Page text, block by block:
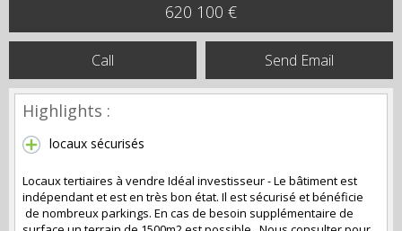
620 100 €
Call Send Email
Highlights :
locaux sécurisés
Locaux tertiaires à vendre Idéal investisseur - Le bâtiment est
indépendant et est en très bon état. Il est sécurisé et bénéficie
de nombreux parkings. En cas de besoin supplémentaire de